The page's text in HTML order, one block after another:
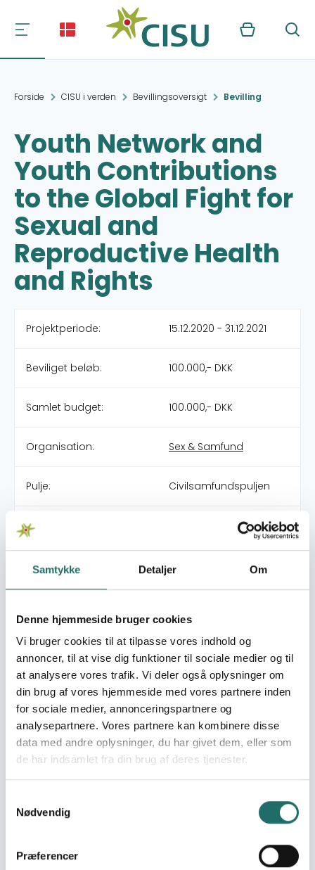
Samtykke Detaljer Om
Denne hjemmeside bruger cookies
Vi bruger cookies til at tilpasse vores indhold og
annoncer, til at vise dig funktioner til sociale medier og til
at analysere vores trafik. Vi deler også oplysninger om
din brug af vores hjemmeside med vores partnere inden
for sociale medier, annonceringspartnere og
analysepartnere. Vores partnere kan kombinere disse
data med andre oplysninger, du har givet dem, eller som
de har indsamlet fra din brug af deres tjenester.
Nødvendig
Præferencer
Kurv Søg
Forside CISU i verden Bevillingsoversigt Bevilling
Youth Network and
Youth Contributions
to the Global Fight for
Sexual and
Reproductive Health
and Rights
Projektperiode: 15.12.2020 - 31.12.2021
Beviliget beløb: 100.000,- DKK
Samlet budget: 100.000,- DKK
Organisation: Sex & Samfund
Pulje: Civilsamfundspuljen
Indsatsområde:
Indsats for Folkeligt
Engagement (under
trivsel
mellem kønnene
Mål 17: Partnerskaber for
handling
Indsatser foregår i:
Ghana
Uganda
Resume
Reproductive Health and Rights (SRHR) is increasing, the
Danish Family Planning Association (DFPA) is observing a
growing interest among young people in Denmark to
contribute to end SRHR injustices at an international level.